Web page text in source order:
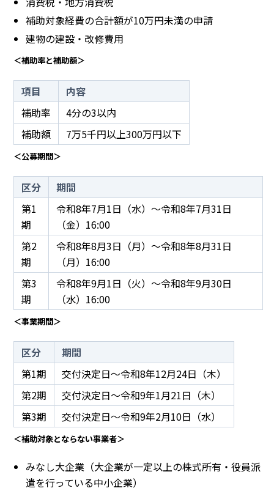
補助対象経費の合計額が10万円未満の申請
建物の建設・改修費用
＜補助率と補助額＞
項目
内容
補助率
4分の3以内
補助額
7万5千円以上300万円以下
＜公募期間＞
区分
期間
第1
期
令和8年7月1日（水）～令和8年7月31日
（金）16:00
第2
期
令和8年8月3日（月）～令和8年8月31日
（月）16:00
第3
期
令和8年9月1日（火）～令和8年9月30日
（水）16:00
＜事業期間＞
区分
期間
第1期
交付決定日～令和8年12月24日（木）
第2期
交付決定日～令和9年1月21日（木）
第3期
交付決定日～令和9年2月10日（水）
＜補助対象とならない事業者＞
みなし大企業（大企業が一定以上の株式所有・役員派
遣を行っている中小企業）